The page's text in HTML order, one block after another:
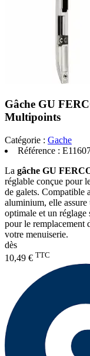
Gâche GU
Multipoints
Catégorie : Gache
Référence :
La gâche GU
réglable conçue pour
de galets. Compatible
aluminium, elle
optimale et un réglage
pour le remplacement
votre menuiserie.
dès
10,49 € TTC